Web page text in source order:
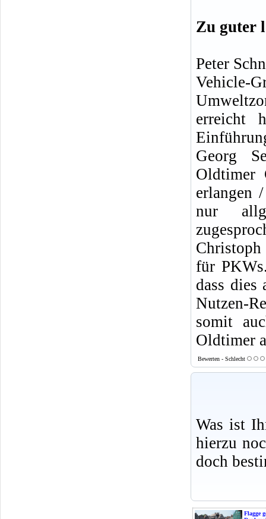
Zu guter
Peter
erreicht
Georg
Oldtimer
erlangen
nur
für
dass dies
Nutzen-
somit
Oldtimer
Bewerten - Schlecht
Was ist
hierzu
doch
Flagge